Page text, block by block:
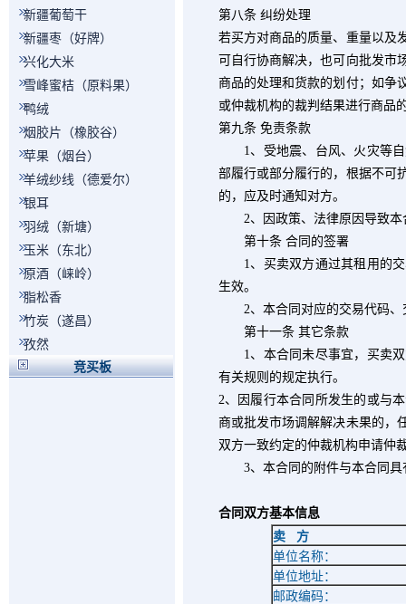
新疆葡萄干
新疆枣（好牌）
兴化大米
雪峰蜜桔（原料果）
鸭绒
烟胶片（橡胶谷）
苹果（烟台）
羊绒纱线（德爱尔）
银耳
羽绒（新塘）
玉米（东北）
原酒（崃岭）
脂松香
竹炭（遂昌）
孜然
竞买板
第八条 纠纷处理
若买方对商品的质量、重量以及
可自行协商解决，也可向批发市
商品的处理和货款的划付；如争
或仲裁机构的裁判结果进行商品
第九条 免责条款
1、受地震、台风、火灾等
部履行或部分履行的，根据不可
的，应及时通知对方。
2、因政策、法律原因导致
第十条 合同的签署
1、买卖双方通过其租用的
生效。
2、本合同对应的交易代码
第十一条 其它条款
1、本合同未尽事宜，买卖
有关规则的规定执行。
2、因履行本合同所发生的或与
商或批发市场调解解决未果的，
双方一致约定的仲裁机构申请仲
3、本合同的附件与本合同
合同双方基本信息
卖
方
单位名称：
单位地址：
邮政编码：